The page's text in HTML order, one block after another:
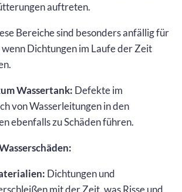
auftreten.
Bereiche sind besonders anfällig für
Dichtungen im Laufe der Zeit
Wassertank: Defekte im
von Wasserleitungen in den
ebenfalls zu Schäden führen.
Dichtungen und
mit der Zeit, was Risse und